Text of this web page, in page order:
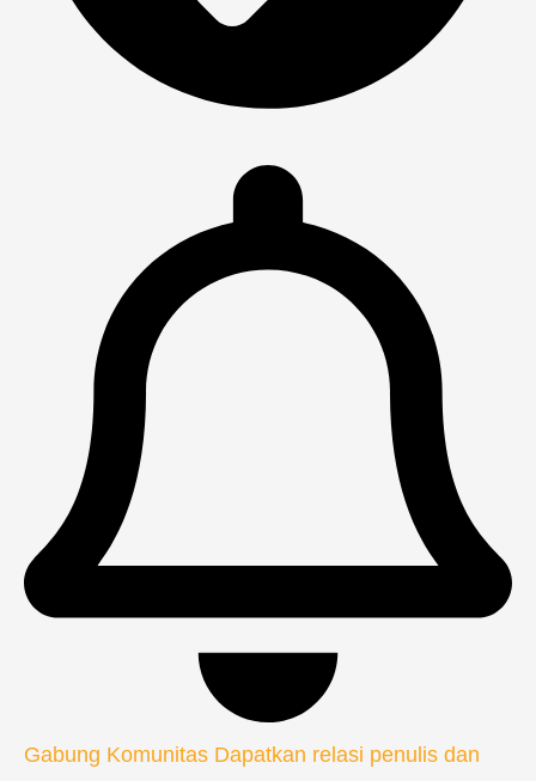
Gabung Komunitas Dapatkan relasi penulis dan